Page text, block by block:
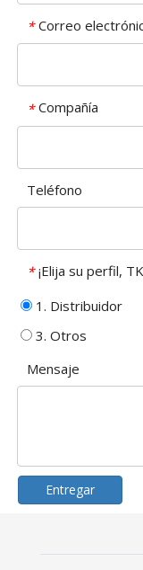
* Correo
* Compañía
Teléfono
* ¡Elija su perfil,
1. Distribuidor
3. Otros
Mensaje
Entregar